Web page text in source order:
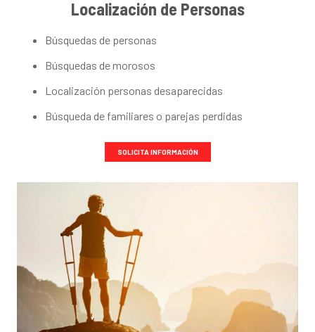
Localización de Personas
Búsquedas de personas
Búsquedas de morosos
Localización personas desaparecidas
Búsqueda de familiares o parejas perdidas
SOLICITA INFORMACIÓN